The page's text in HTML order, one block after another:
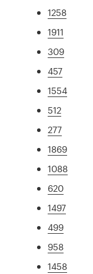
1258
1911
309
457
1554
512
277
1869
1088
620
1497
499
958
1458